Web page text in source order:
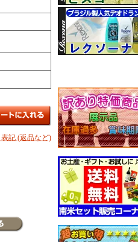
記 (返品など)